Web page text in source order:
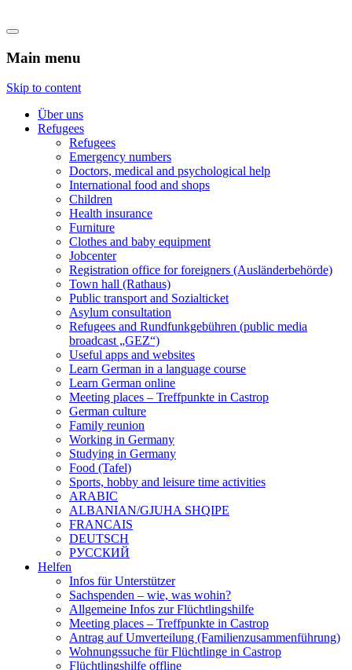
Main menu
Skip to content
Über uns
Refugees
Refugees
Emergency numbers
Doctors, medical and psychological help
International food and shops
Children
Health insurance
Furniture
Clothes and baby equipment
Jobcenter
Registration office for foreigners (Ausländerbehörde)
Town hall (Rathaus)
Public transport and Sozialticket
Asylum consultation
Refugees and Rundfunkgebühren (public media
broadcast „GEZ“)
Useful apps and websites
Learn German in a language course
Learn German online
Meeting places – Treffpunkte in Castrop
German culture
Family reunion
Working in Germany
Studying in Germany
Food (Tafel)
Sports, hobby and leisure time activities
ARABIC
ALBANIAN/GJUHA SHQIPE
FRANCAIS
DEUTSCH
PУССКИЙ
Helfen
Infos für Unterstützer
Sachspenden – wie, was wohin?
Allgemeine Infos zur Flüchtlingshilfe
Meeting places – Treffpunkte in Castrop
Antrag auf Umverteilung (Familienzusammenführung)
Wohnungssuche für Flüchtlinge in Castrop
Flüchtlingshilfe offline